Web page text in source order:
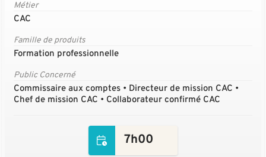
Métier
CAC
Famille de produits
Formation professionnelle
Public Concerné
Commissaire aux comptes • Directeur de mission CAC •
Chef de mission CAC • Collaborateur confirmé CAC
7h00